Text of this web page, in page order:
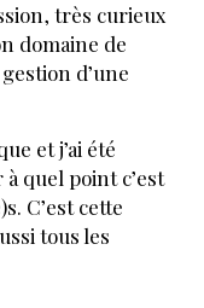
très curieux
domaine de
d’une
et j’ai été
quel point c’est
C’est cette
tous les